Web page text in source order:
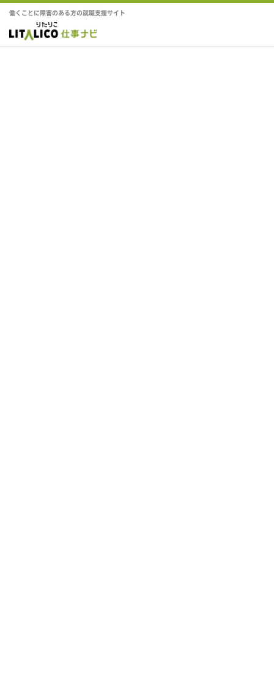
働くことに障害のある方の就職支援サイト